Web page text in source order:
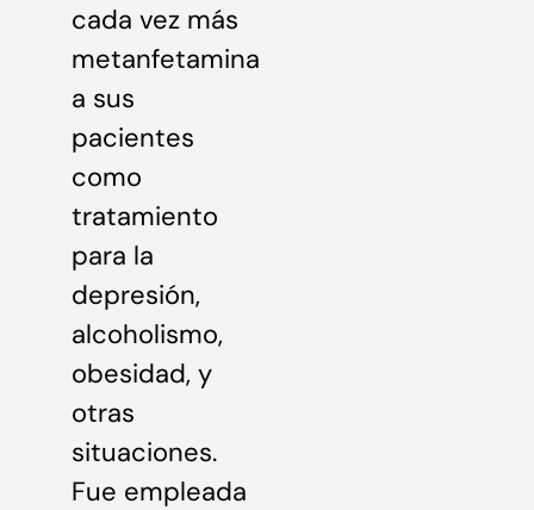
cada vez más
metanfetamina
a sus
pacientes
como
tratamiento
para la
depresión,
alcoholismo,
obesidad, y
otras
situaciones.
Fue empleada